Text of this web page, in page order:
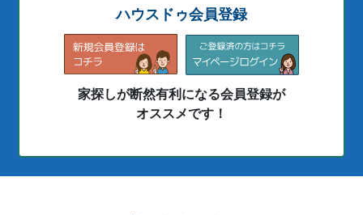
ハウスドゥ会員登録
家探しが断然有利になる会員登録が
オススメです！